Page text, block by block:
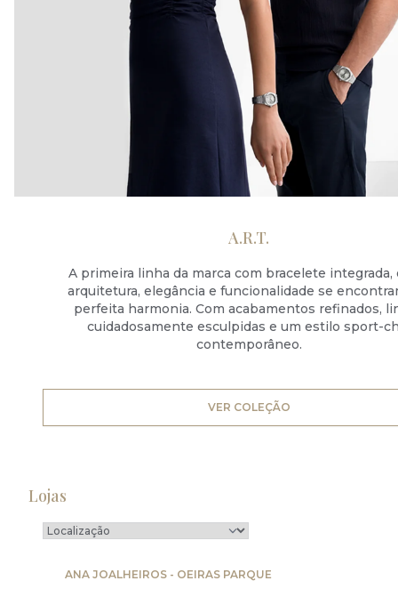
A.R.T.
A primeira linha da marca com bracelete integrada,
arquitetura, elegância e funcionalidade se
perfeita harmonia. Com acabamentos refinados,
cuidadosamente esculpidas e um estilo sport-
contemporâneo.
VER COLEÇÃO
Lojas
ANA JOALHEIROS - OEIRAS PARQUE